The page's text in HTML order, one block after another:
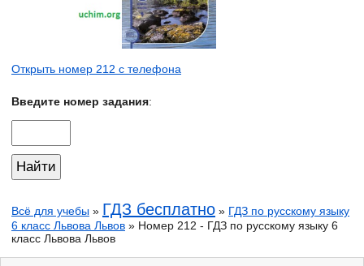
Открыть номер 212 с телефона
Введите номер задания:
Всё для учебы » ГДЗ бесплатно » ГДЗ по русскому языку
6 класс Львова Львов » Номер 212 - ГДЗ по русскому языку 6
класс Львова Львов